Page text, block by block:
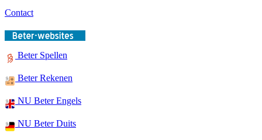
Contact
Beter Spellen
Beter Rekenen
NU Beter Engels
NU Beter Duits